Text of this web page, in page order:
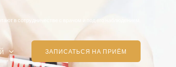
в сотрудничестве с врачом и под его наблюдением.
ЗАПИСАТЬСЯ НА ПРИЁМ